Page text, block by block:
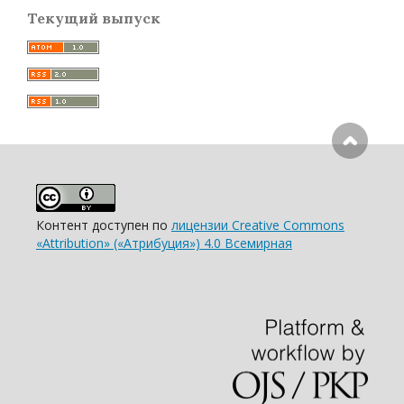
Текущий выпуск
Контент доступен по лицензии Creative Commons
«Attribution» («Атрибуция») 4.0 Всемирная